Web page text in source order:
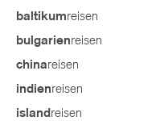
baltikumreisen
bulgarienreisen
chinareisen
indienreisen
island reisen